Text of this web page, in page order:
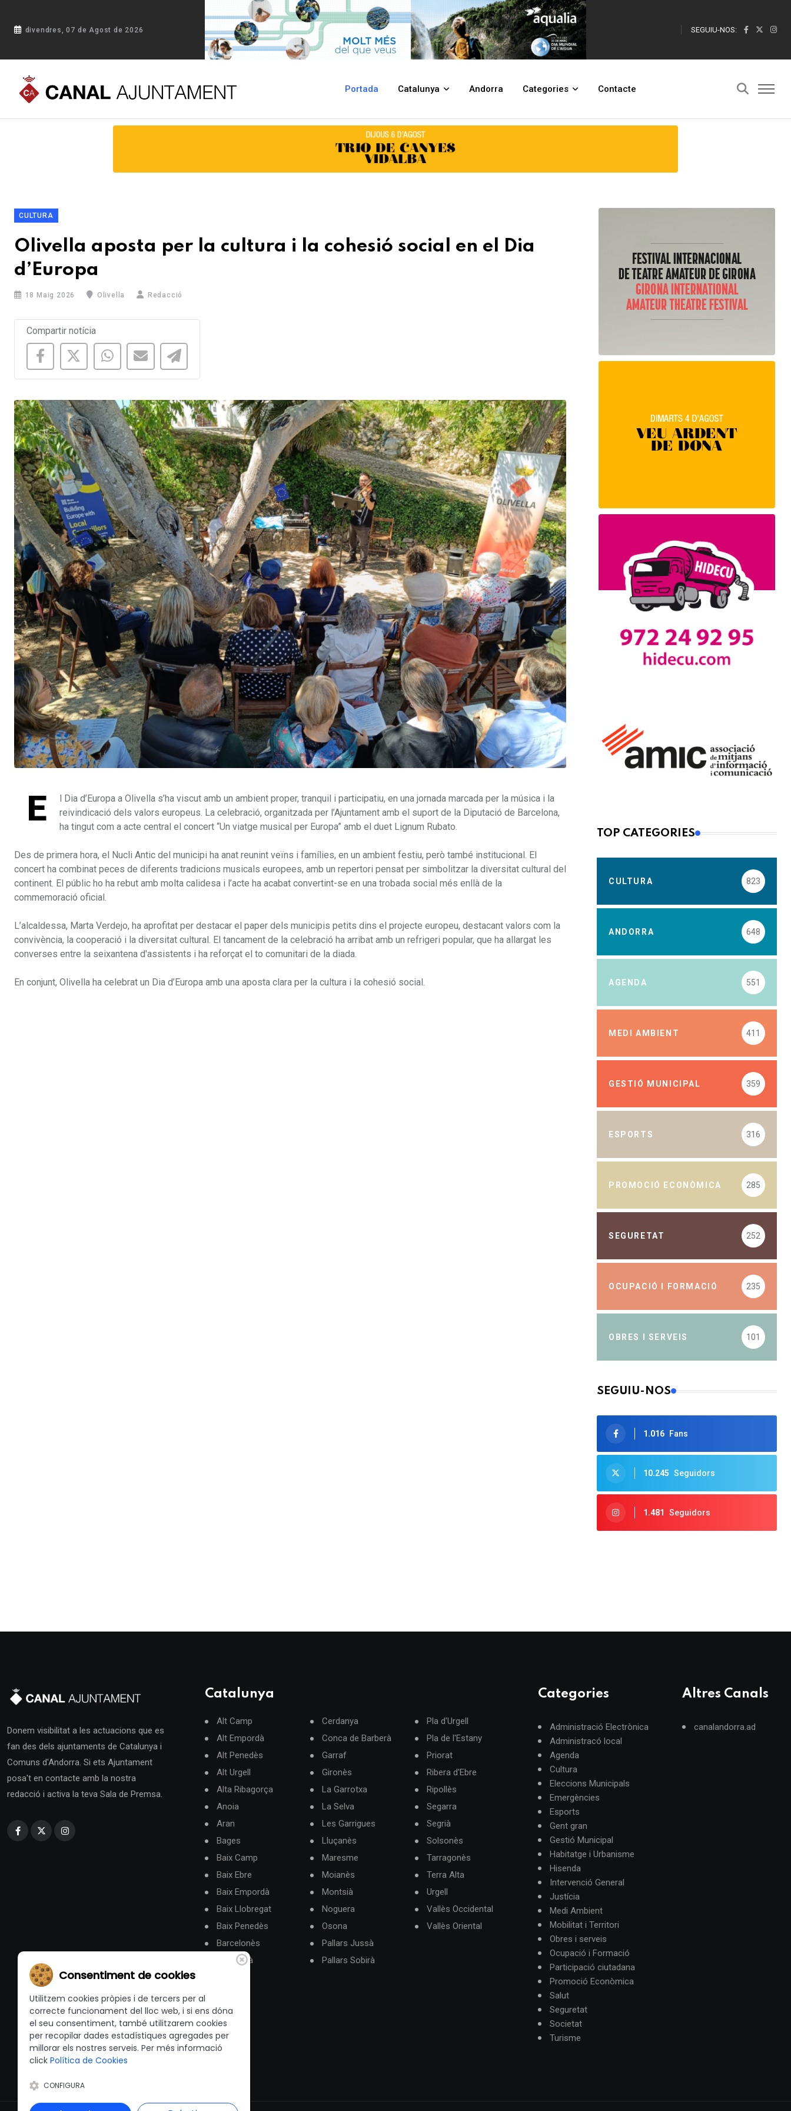
divendres, 07 de Agost de 2026 SEGUIU-NOS:
Portada Catalunya Andorra Categories Contacte
Portada Blog Olivella aposta per la cultura i la cohesió social en el Dia d’Europa
CULTURA
Olivella aposta per la cultura i la cohesió social en el Dia
d’Europa
18 Maig 2026 Olivella Redacció
Compartir notícia
E
l Dia d’Europa a Olivella s’ha viscut amb un ambient proper, tranquil i participatiu, en una jornada marcada per la música i la
reivindicació dels valors europeus. La celebració, organitzada per l’Ajuntament amb el suport de la Diputació de Barcelona,
ha tingut com a acte central el concert “Un viatge musical per Europa” amb el duet Lignum Rubato.
Des de primera hora, el Nucli Antic del municipi ha anat reunint veïns i famílies, en un ambient festiu, però també institucional. El
concert ha combinat peces de diferents tradicions musicals europees, amb un repertori pensat per simbolitzar la diversitat cultural del
continent. El públic ho ha rebut amb molta calidesa i l’acte ha acabat convertint-se en una trobada social més enllà de la
commemoració oficial.
L’alcaldessa, Marta Verdejo, ha aprofitat per destacar el paper dels municipis petits dins el projecte europeu, destacant valors com la
convivència, la cooperació i la diversitat cultural. El tancament de la celebració ha arribat amb un refrigeri popular, que ha allargat les
converses entre la seixantena d'assistents i ha reforçat el to comunitari de la diada.
En conjunt, Olivella ha celebrat un Dia d’Europa amb una aposta clara per la cultura i la cohesió social.
TOP CATEGORIES
CULTURA 823
ANDORRA 648
AGENDA 551
MEDI AMBIENT 411
GESTIÓ MUNICIPAL 359
ESPORTS 316
PROMOCIÓ ECONÒMICA 285
SEGURETAT 252
OCUPACIÓ I FORMACIÓ 235
OBRES I SERVEIS 101
SEGUIU-NOS
1.016 Fans
10.245 Seguidors
1.481 Seguidors
Donem visibilitat a les actuacions que es
fan des dels ajuntaments de Catalunya i
Comuns d'Andorra. Si ets Ajuntament
posa't en contacte amb la nostra
redacció i activa la teva Sala de Premsa.
Catalunya
Alt Camp
Alt Empordà
Alt Penedès
Alt Urgell
Alta Ribagorça
Anoia
Aran
Bages
Baix Camp
Baix Ebre
Baix Empordà
Baix Llobregat
Baix Penedès
Barcelonès
Berguedà
Cerdanya
Conca de Barberà
Garraf
Gironès
La Garrotxa
La Selva
Les Garrigues
Lluçanès
Maresme
Moianès
Montsià
Noguera
Osona
Pallars Jussà
Pallars Sobirà
Pla d'Urgell
Pla de l'Estany
Priorat
Ribera d'Ebre
Ripollès
Segarra
Segrià
Solsonès
Tarragonès
Terra Alta
Urgell
Vallès Occidental
Vallès Oriental
Categories
Administració Electrònica
Administracó local
Agenda
Cultura
Eleccions Municipals
Emergències
Esports
Gent gran
Gestió Municipal
Habitatge i Urbanisme
Hisenda
Intervenció General
Justícia
Medi Ambient
Mobilitat i Territori
Obres i serveis
Ocupació i Formació
Participació ciutadana
Promoció Econòmica
Salut
Seguretat
Societat
Turisme
Altres Canals
canalandorra.ad
Consentiment de cookies
Utilitzem cookies pròpies i de tercers per al
correcte funcionament del lloc web, i si ens dóna
el seu consentiment, també utilitzarem cookies
per recopilar dades estadístiques agregades per
millorar els nostres serveis. Per més informació
click Política de Cookies
CONFIGURA